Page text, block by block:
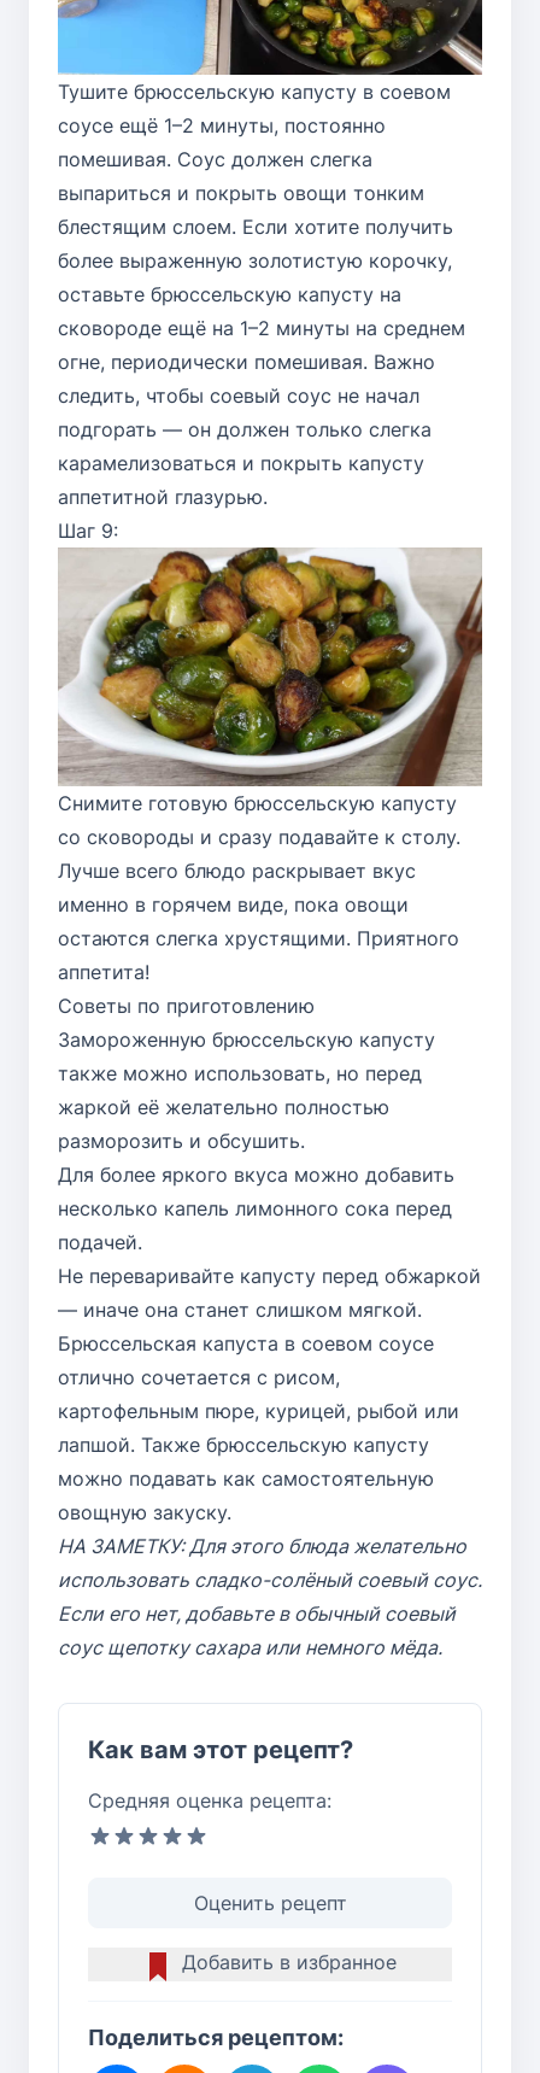
Тушите брюссельскую капусту в соевом
соусе ещё 1–2 минуты, постоянно
помешивая. Соус должен слегка
выпариться и покрыть овощи тонким
блестящим слоем. Если хотите получить
более выраженную золотистую корочку,
оставьте брюссельскую капусту на
сковороде ещё на 1–2 минуты на среднем
огне, периодически помешивая. Важно
следить, чтобы соевый соус не начал
подгорать — он должен только слегка
карамелизоваться и покрыть капусту
аппетитной глазурью.
Шаг 9:
Снимите готовую брюссельскую капусту
со сковороды и сразу подавайте к столу.
Лучше всего блюдо раскрывает вкус
именно в горячем виде, пока овощи
остаются слегка хрустящими. Приятного
аппетита!
Советы по приготовлению
Замороженную брюссельскую капусту
также можно использовать, но перед
жаркой её желательно полностью
разморозить и обсушить.
Для более яркого вкуса можно добавить
несколько капель лимонного сока перед
подачей.
Не переваривайте капусту перед обжаркой
— иначе она станет слишком мягкой.
Брюссельская капуста в соевом соусе
отлично сочетается с рисом,
картофельным пюре, курицей, рыбой или
лапшой. Также брюссельскую капусту
можно подавать как самостоятельную
овощную закуску.
НА ЗАМЕТКУ: Для этого блюда желательно
использовать сладко-солёный соевый соус.
Если его нет, добавьте в обычный соевый
соус щепотку сахара или немного мёда.
Как вам этот рецепт?
Средняя оценка рецепта:
Оценить рецепт
Добавить в избранное
Поделиться рецептом: